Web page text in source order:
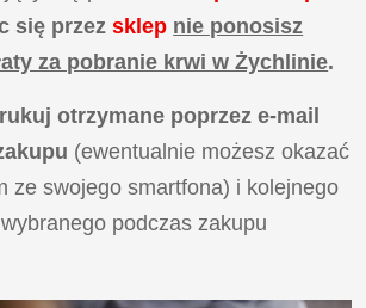
się przezsklep nie ponosisz
za pobranie krwi w Żychlinie.
otrzymane poprzez e-mail
(ewentualnie możesz okazać
ze swojego smartfona) i kolejnego
podczas zakupu